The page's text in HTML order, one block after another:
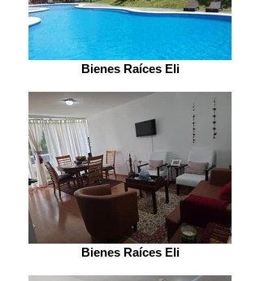
Bienes Raíces Eli
Bienes Raíces Eli